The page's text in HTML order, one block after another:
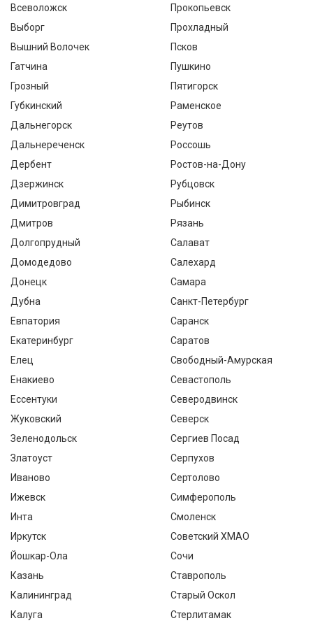
Всеволожск
Выборг
Вышний Волочек
Гатчина
Грозный
Губкинский
Дальнегорск
Дальнереченск
Дербент
Дзержинск
Димитровград
Дмитров
Долгопрудный
Домодедово
Донецк
Дубна
Евпатория
Екатеринбург
Елец
Енакиево
Ессентуки
Жуковский
Зеленодольск
Златоуст
Иваново
Ижевск
Инта
Иркутск
Йошкар-Ола
Казань
Калининград
Калуга
Прокопьевск
Прохладный
Псков
Пушкино
Пятигорск
Раменское
Реутов
Россошь
Ростов-на-Дону
Рубцовск
Рыбинск
Рязань
Салават
Салехард
Самара
Санкт-Петербург
Саранск
Саратов
Свободный-Амурская
Севастополь
Северодвинск
Северск
Сергиев Посад
Серпухов
Сертолово
Симферополь
Смоленск
Советский ХМАО
Сочи
Ставрополь
Старый Оскол
Стерлитамак